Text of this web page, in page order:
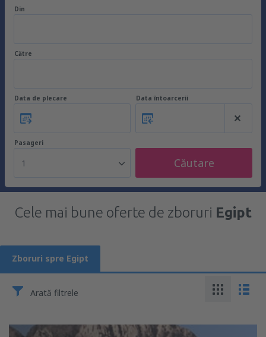
Din
Către
Data de plecare Data întoarcerii
Pasageri
1 Căutare
Cele mai bune oferte de zboruri Egipt
Zboruri spre Egipt
Arată filtrele